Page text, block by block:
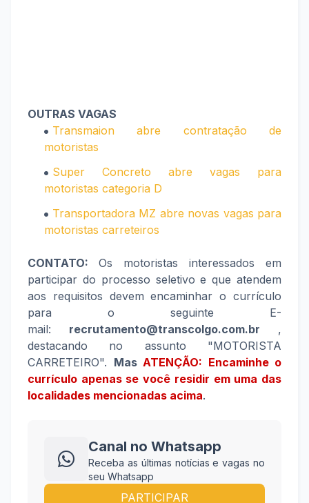
OUTRAS VAGAS
Transmaion abre contratação de
motoristas
Super Concreto abre vagas para
motoristas categoria D
Transportadora MZ abre novas vagas para
motoristas carreteiros
CONTATO: Os motoristas interessados em
participar do processo seletivo e que atendem
aos requisitos devem encaminhar o currículo
para o seguinte E-
mail: recrutamento@transcolgo.com.br ,
destacando no assunto "MOTORISTA
CARRETEIRO". Mas ATENÇÃO: Encaminhe o
currículo apenas se você residir em uma das
localidades mencionadas acima.
Canal no Whatsapp
Receba as últimas notícias e vagas no
seu Whatsapp
PARTICIPAR